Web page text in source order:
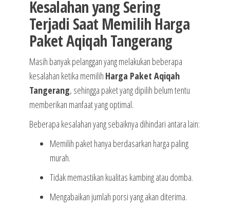
Kesalahan yang Sering
Terjadi Saat Memilih Harga
Paket Aqiqah Tangerang
Masih banyak pelanggan yang melakukan beberapa
kesalahan ketika memilih Harga Paket Aqiqah
Tangerang, sehingga paket yang dipilih belum tentu
memberikan manfaat yang optimal.
Beberapa kesalahan yang sebaiknya dihindari antara lain:
Memilih paket hanya berdasarkan harga paling
murah.
Tidak memastikan kualitas kambing atau domba.
Mengabaikan jumlah porsi yang akan diterima.